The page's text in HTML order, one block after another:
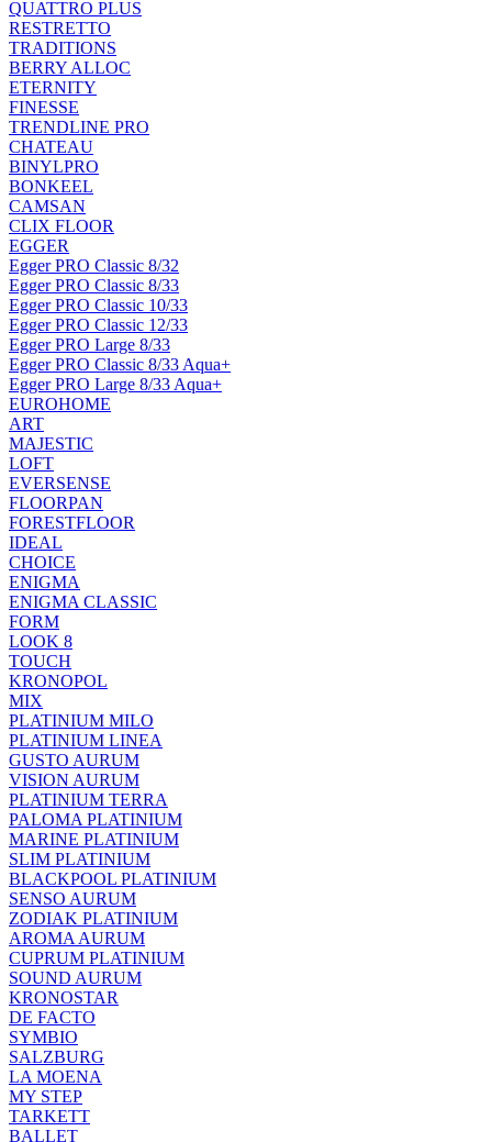
QUATTRO PLUS
RESTRETTO
TRADITIONS
BERRY ALLOC
ETERNITY
FINESSE
TRENDLINE PRO
CHATEAU
BINYLPRO
BONKEEL
CAMSAN
CLIX FLOOR
EGGER
Egger PRO Classic 8/32
Egger PRO Classic 8/33
Egger PRO Classic 10/33
Egger PRO Classic 12/33
Egger PRO Large 8/33
Egger PRO Classic 8/33 Aqua+
Egger PRO Large 8/33 Aqua+
EUROHOME
ART
MAJESTIC
LOFT
EVERSENSE
FLOORPAN
FORESTFLOOR
IDEAL
CHOICE
ENIGMA
ENIGMA CLASSIC
FORM
LOOK 8
TOUCH
KRONOPOL
MIX
PLATINIUM MILO
PLATINIUM LINEA
GUSTO AURUM
VISION AURUM
PLATINIUM TERRA
PALOMA PLATINIUM
MARINE PLATINIUM
SLIM PLATINIUM
BLACKPOOL PLATINIUM
SENSO AURUM
ZODIAK PLATINIUM
AROMA AURUM
CUPRUM PLATINIUM
SOUND AURUM
KRONOSTAR
DE FACTO
SYMBIO
SALZBURG
LA MOENA
MY STEP
TARKETT
BALLET